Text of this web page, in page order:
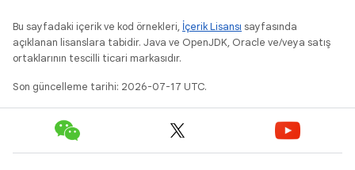
Bu sayfadaki içerik ve kod örnekleri, İçerik Lisansı sayfasında
açıklanan lisanslara tabidir. Java ve OpenJDK, Oracle ve/veya satış
ortaklarının tescilli ticari markasıdır.
Son güncelleme tarihi: 2026-07-17 UTC.